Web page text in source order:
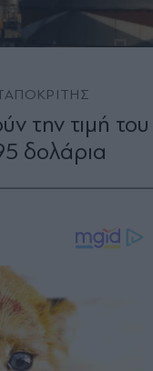
την τιμή του
δολάρια